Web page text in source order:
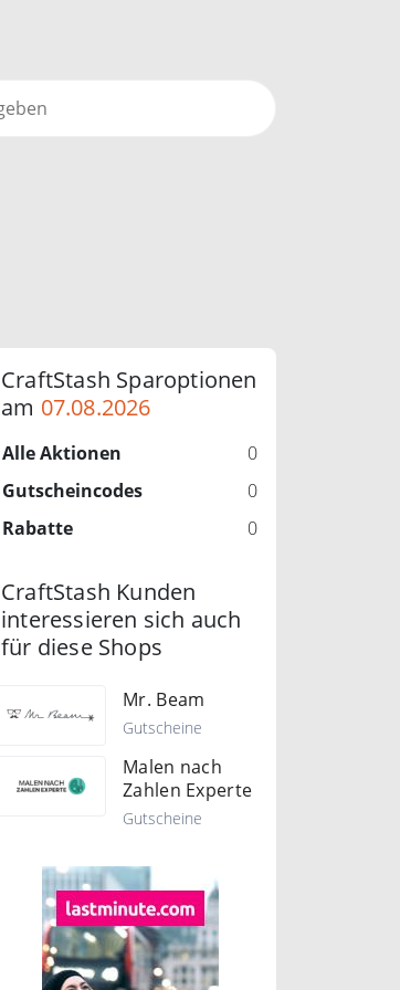
CraftStash Sparoptionen
am 07.08.2026
Alle Aktionen
0
Gutscheincodes
0
Rabatte
0
CraftStash Kunden
interessieren sich auch
für diese Shops
Mr. Beam
Gutscheine
Malen nach
Zahlen Experte
Gutscheine